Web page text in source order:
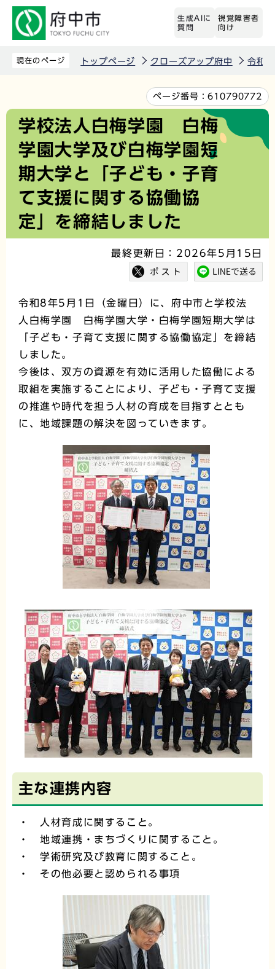
先
生成AIに
質問
視覚障害者
向け
現在のページ トップページ クローズアップ府中 令和8
文
ページ番号：610790772
学校法人白梅学園 白梅
学園大学及び白梅学園短
期大学と「子ども・子育
て支援に関する協働協
定」を締結しました
最終更新日：2026年5月15日
令和8年5月1日（金曜日）に、府中市と学校法
人白梅学園 白梅学園大学・白梅学園短期大学は
「子ども・子育て支援に関する協働協定」を締結
しました。
今後は、双方の資源を有効に活用した協働による
取組を実施することにより、子ども・子育て支援
の推進や時代を担う人材の育成を目指すととも
に、地域課題の解決を図っていきます。
主な連携内容
・ 人材育成に関すること。
・ 地域連携・まちづくりに関すること。
・ 学術研究及び教育に関すること。
・ その他必要と認められる事項